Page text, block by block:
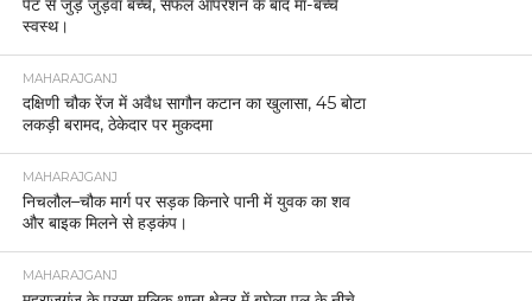
पेट से जुड़े जुड़वा बच्चे, सफल ऑपरेशन के बाद मां-बच्चे
स्वस्थ।
MAHARAJGANJ
दक्षिणी चौक रेंज में अवैध सागौन कटान का खुलासा, 45 बोटा
लकड़ी बरामद, ठेकेदार पर मुकदमा
MAHARAJGANJ
निचलौल–चौक मार्ग पर सड़क किनारे पानी में युवक का शव
और बाइक मिलने से हड़कंप।
MAHARAJGANJ